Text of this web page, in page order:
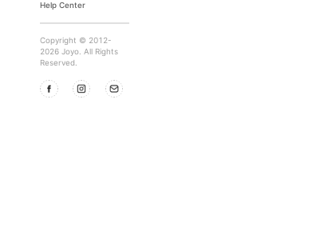
Help Center
Copyright © 2012-
2026 Joyo. All Rights
Reserved.